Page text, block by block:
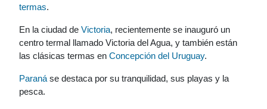
termas.
En la ciudad de Victoria, recientemente se inauguró un
centro termal llamado Victoria del Agua, y también están
las clásicas termas en Concepción del Uruguay.
Paraná se destaca por su tranquilidad, sus playas y la
pesca.